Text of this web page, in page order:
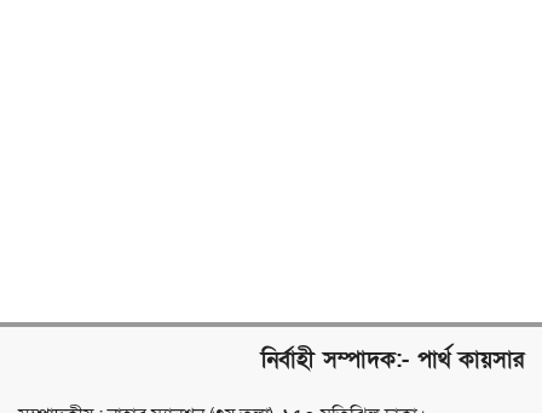
নির্বাহী সম্পাদক:- পার্থ কায়সার